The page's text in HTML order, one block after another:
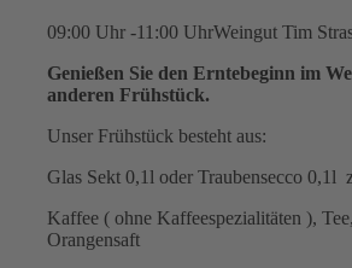
09:00 Uhr -11:00 UhrWeingut Tim
Genießen Sie den Erntebeginn im
anderen Frühstück.
Unser Frühstück besteht aus:
Glas Sekt 0,1l oder Traubensecco 0,1l
Kaffee ( ohne Kaffeespezialitäten ),
Orangensaft